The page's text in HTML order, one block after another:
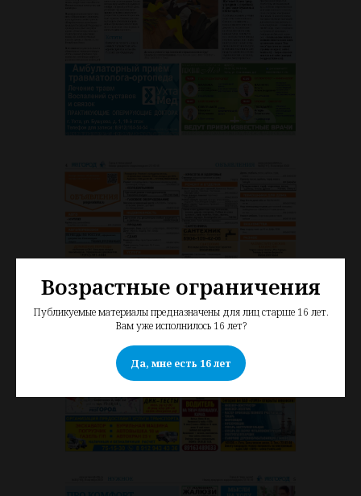
Возрастные ограничения
Публикуемые материалы предназначены для лиц старше 16 лет.
Вам уже исполнилось 16 лет?
Да, мне есть 16 лет